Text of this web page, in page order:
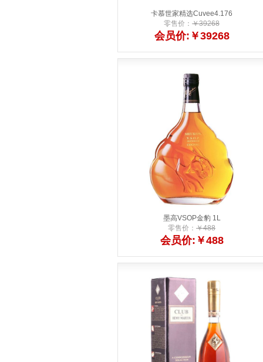
卡慕世家精选Cuvee4.176
零售价： ￥39268
会员价:￥39268
墨高VSOP金豹 1L
零售价： ￥488
会员价:￥488